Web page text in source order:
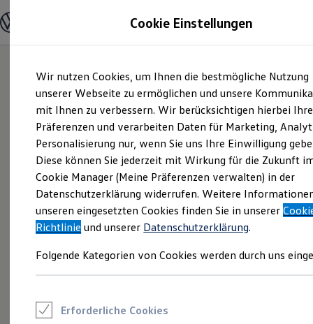
Hauptinhalt
springen
Footer
springen
Modelle und Konfigurator
Modelle vergleichen
Elektroautos
ENERGY Sondermodelle
Nutzfahrzeuge
SUV und CUV
Familienautos
Kombis
Kompaktwagen
Sportwagen
Schnell verfügbare Fahrzeuge
Angebote und Produkte
Aktuelle Angebote
E-Auto-Förderung
Volkswagen Marktplatz
Junge Gebrauchtwagen und Gebrauchtwagen
Saisonangebote
Cookie Einstellungen
Wir nutzen Cookies, um Ihnen die bestmögliche Nutzung
unserer Webseite zu ermöglichen und unsere
mit Ihnen zu verbessern. Wir berücksichtigen hierbei Ihre
Präferenzen und verarbeiten Daten für Marketing,
Personalisierung nur, wenn Sie uns Ihre Einwilligung
Diese können Sie jederzeit mit Wirkung für die Zukunft
Cookie Manager (Meine Präferenzen verwalten) in der
Datenschutzerklärung widerrufen. Weitere
unseren eingesetzten Cookies finden Sie in unserer
Richtlinie und unserer Datenschutzerklärung.
Folgende Kategorien von Cookies werden durch uns
Erforderliche Cookies